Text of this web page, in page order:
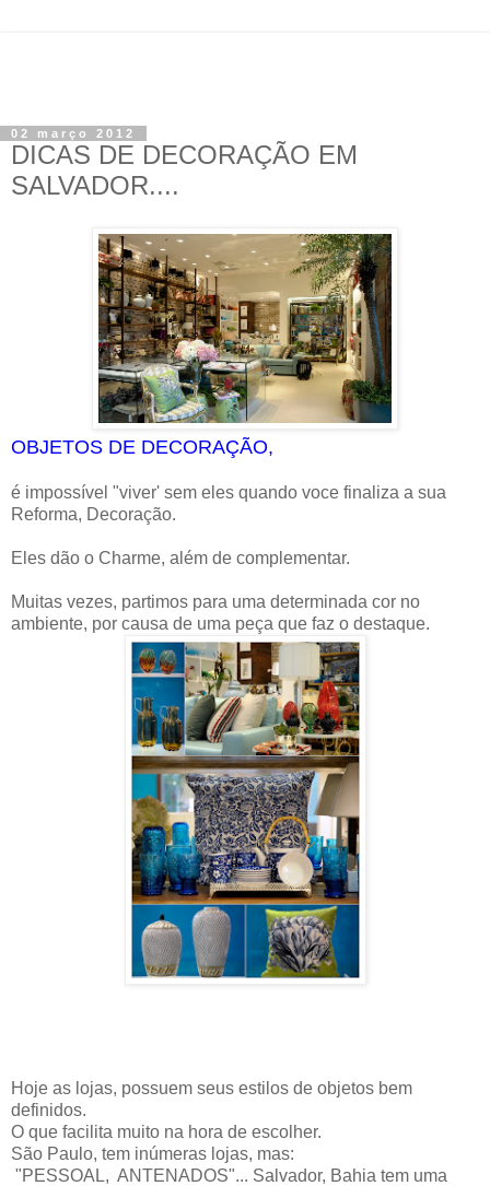
02 março 2012
DICAS DE DECORAÇÃO EM
SALVADOR....
OBJETOS DE DECORAÇÃO,
é impossível "viver' sem eles quando voce finaliza a sua
Reforma, Decoração.
Eles dão o Charme, além de complementar.
Muitas vezes, partimos para uma determinada cor no
ambiente, por causa de uma peça que faz o destaque.
Hoje as lojas, possuem seus estilos de objetos bem
definidos.
O que facilita muito na hora de escolher.
São Paulo, tem inúmeras lojas, mas:
"PESSOAL, ANTENADOS"... Salvador, Bahia tem uma